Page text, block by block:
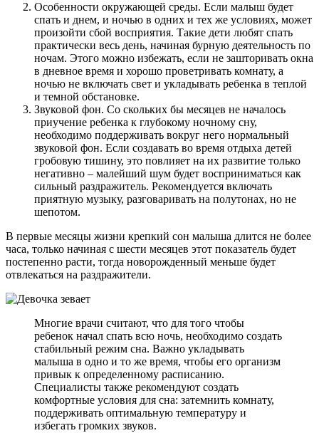
Особенности окружающей среды. Если малыш будет
спать и днем, и ночью в одних и тех же условиях, может
произойти сбой восприятия. Такие дети любят спать
практически весь день, начиная бурную деятельность по
ночам. Этого можно избежать, если не зашторивать окна
в дневное время и хорошо проветривать комнату, а
ночью не включать свет и укладывать ребенка в теплой
и темной обстановке.
Звуковой фон. Со скольких бы месяцев не началось
приучение ребенка к глубокому ночному сну,
необходимо поддерживать вокруг него нормальный
звуковой фон. Если создавать во время отдыха детей
гробовую тишину, это повлияет на их развитие только
негативно – малейший шум будет восприниматься как
сильный раздражитель. Рекомендуется включать
приятную музыку, разговаривать на полутонах, но не
шепотом.
В первые месяцы жизни крепкий сон малыша длится не более
часа, только начиная с шести месяцев этот показатель будет
постепенно расти, тогда новорожденный меньше будет
отвлекаться на раздражители.
Многие врачи считают, что для того чтобы
ребенок начал спать всю ночь, необходимо создать
стабильный режим сна. Важно укладывать
малыша в одно и то же время, чтобы его организм
привык к определенному расписанию.
Специалисты также рекомендуют создать
комфортные условия для сна: затемнить комнату,
поддерживать оптимальную температуру и
избегать громких звуков.